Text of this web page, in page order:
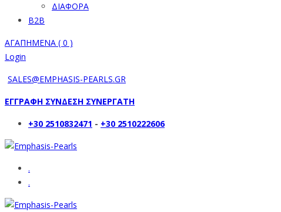
ΔΙΑΦΟΡΑ
B2B
ΑΓΑΠΗΜΕΝΑ ( 0 )
Login
SALES@EMPHASIS-PEARLS.GR
ΕΓΓΡΑΦΗ ΣΥΝΔΕΣΗ ΣΥΝΕΡΓΑΤΗ
+30 2510832471 - +30 2510222606
.
.